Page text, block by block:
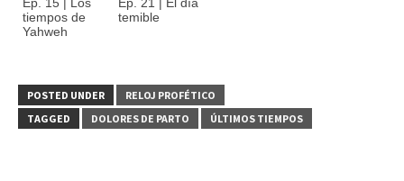
tiempos de
Yahweh
temible
POSTED UNDER
RELOJ PROFÉTICO
TAGGED
DOLORES DE PARTO ÚLTIMOS TIEMPOS